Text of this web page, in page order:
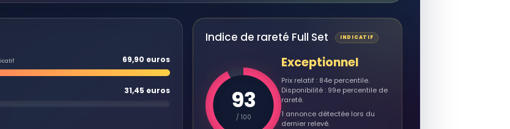
69,90 euros
31,45 euros
Indice de rareté Full Set INDICATIF
93
/ 100
Exceptionnel
Prix relatif : 84e percentile.
Disponibilité : 99e percentile de
rareté.
1 annonce détectée lors du
dernier relevé.